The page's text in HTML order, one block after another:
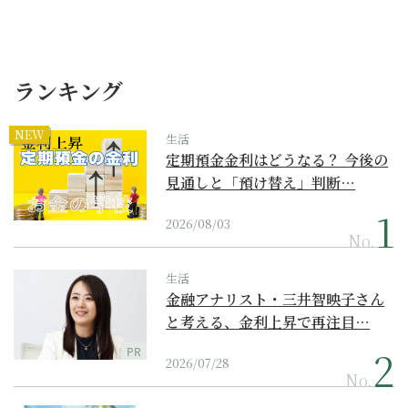
ランキング
NEW 生活
定期預金金利はどうなる？ 今後の
見通しと「預け替え」判断…
2026/08/03
No.
PR
生活
金融アナリスト・三井智映子さん
と考える、金利上昇で再注目…
2026/07/28
No.